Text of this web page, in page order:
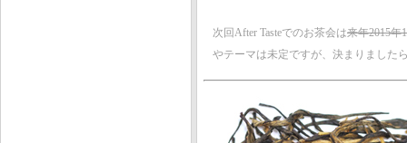
次回After Tasteでのお茶会は来年2015年
やテーマは未定ですが、決まりました